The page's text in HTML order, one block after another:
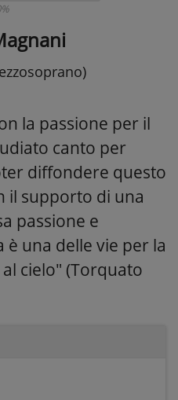
la passione per il
canto per
diffondere questo
il supporto di una
passione e
è una delle vie per la
cielo" (Torquato